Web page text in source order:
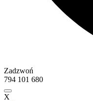
Zadzwoń
794 101 680
X